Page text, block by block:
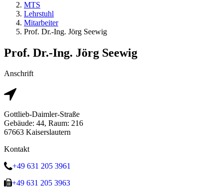
MTS
Lehrstuhl
Mitarbeiter
Prof. Dr.-Ing. Jörg Seewig
Prof. Dr.-Ing. Jörg Seewig
Anschrift
Gottlieb-Daimler-Straße
Gebäude: 44, Raum: 216
67663 Kaiserslautern
Kontakt
+49 631 205 3961
+49 631 205 3963